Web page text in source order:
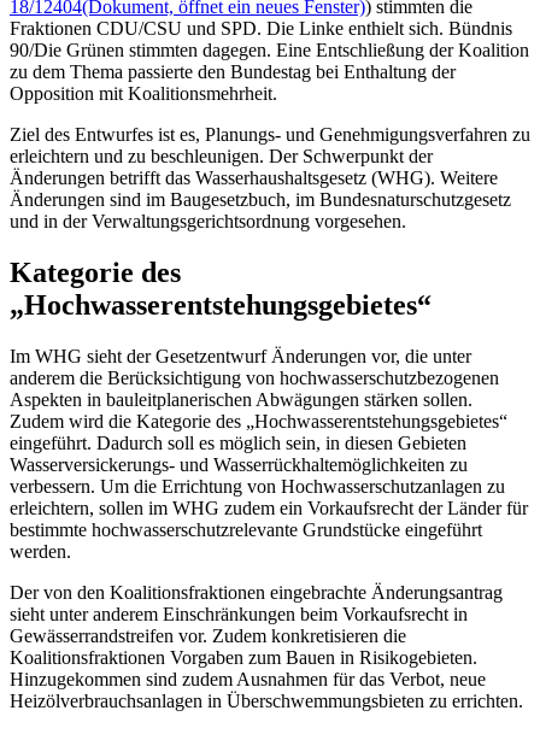
18/12404(Dokument, öffnet ein neues Fenster)) stimmten die
Fraktionen CDU/CSU und SPD. Die Linke enthielt sich. Bündnis
90/Die Grünen stimmten dagegen. Eine Entschließung der Koalition
zu dem Thema passierte den Bundestag bei Enthaltung der
Opposition mit Koalitionsmehrheit.
Ziel des Entwurfes ist es, Planungs- und Genehmigungsverfahren zu
erleichtern und zu beschleunigen. Der Schwerpunkt der
Änderungen betrifft das Wasserhaushaltsgesetz (WHG). Weitere
Änderungen sind im Baugesetzbuch, im Bundesnaturschutzgesetz
und in der Verwaltungsgerichtsordnung vorgesehen.
Kategorie des
„Hochwasserentstehungsgebietes“
Im WHG sieht der Gesetzentwurf Änderungen vor, die unter
anderem die Berücksichtigung von hochwasserschutzbezogenen
Aspekten in bauleitplanerischen Abwägungen stärken sollen.
Zudem wird die Kategorie des „Hochwasserentstehungsgebietes“
eingeführt. Dadurch soll es möglich sein, in diesen Gebieten
Wasserversickerungs- und Wasserrückhaltemöglichkeiten zu
verbessern. Um die Errichtung von Hochwasserschutzanlagen zu
erleichtern, sollen im WHG zudem ein Vorkaufsrecht der Länder für
bestimmte hochwasserschutzrelevante Grundstücke eingeführt
werden.
Der von den Koalitionsfraktionen eingebrachte Änderungsantrag
sieht unter anderem Einschränkungen beim Vorkaufsrecht in
Gewässerrandstreifen vor. Zudem konkretisieren die
Koalitionsfraktionen Vorgaben zum Bauen in Risikogebieten.
Hinzugekommen sind zudem Ausnahmen für das Verbot, neue
Heizölverbrauchsanlagen in Überschwemmungsbieten zu errichten.